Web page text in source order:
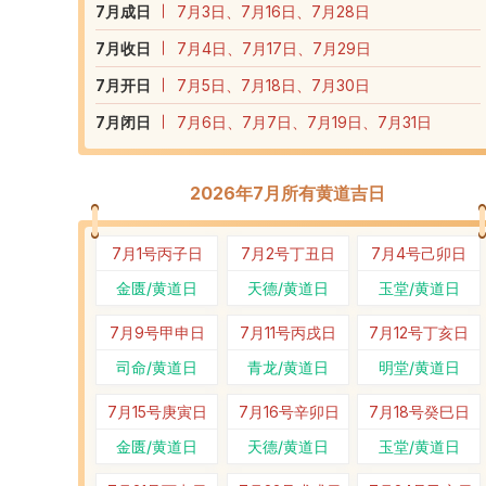
7 月成日
7月3日、7月16日、7月28日
7 月收日
7月4日、7月17日、7月29日
7 月开日
7月5日、7月18日、7月30日
7 月闭日 7月6日、7月7日、7月19日、7月31日
2026年7月所有黄道吉日
7月1号丙子日
金匮/黄道日
7月2号丁丑日
天德/黄道日
7月4号己卯日
玉堂/黄道日
7月9号甲申日
司命/黄道日
7月11号丙戌日
青龙/黄道日
7月12号丁亥日
明堂/黄道日
7月15号庚寅日
金匮/黄道日
7月16号辛卯日
天德/黄道日
7月18号癸巳日
玉堂/黄道日